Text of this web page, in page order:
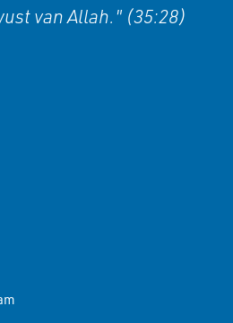
van Allah." (35:28)